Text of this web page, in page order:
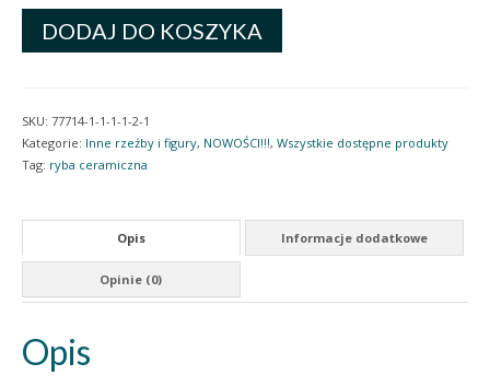
ilość
Barwna
zawieszenia
na
ścianie.
DODAJ DO KOSZYKA
SKU: 77714-1-1-1-1-2-1
Kategorie: Inne rzeźby i figury, NOWOŚCI!!!, Wszystkie dostępne produkty
Tag: ryba ceramiczna
Opis Informacje dodatkowe
Opinie (0)
Opis